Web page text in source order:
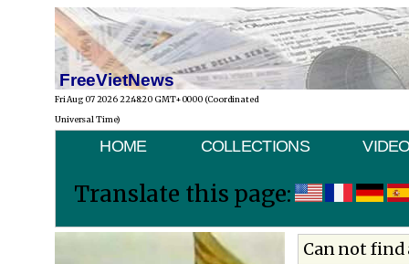
FreeVietNews
Fri Aug 07 2026 22:48:20 GMT+0000 (Coordinated
Universal Time)
HOME COLLECTIONS
Translate this page:
Can not